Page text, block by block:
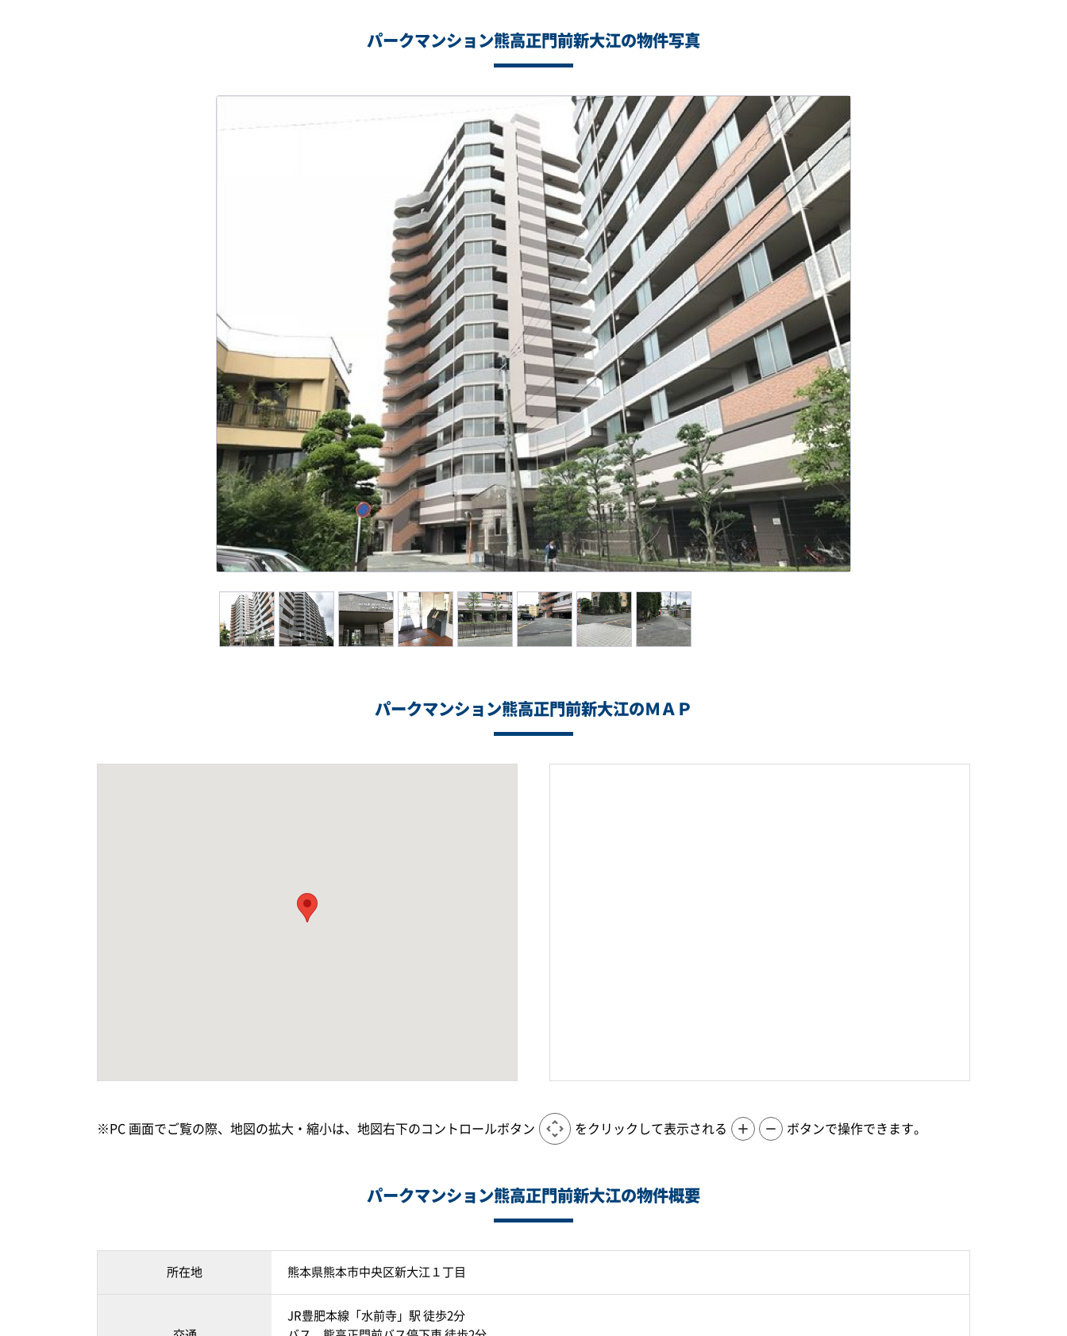
パークマンション熊高正門前新大江の物件写真
パークマンション熊高正門前新大江のＭＡＰ
※PC 画面でご覧の際、地図の拡大・縮小は、地図右下のコントロールボタン をクリックして表示される ＋ － ボタンで操作できます。
パークマンション熊高正門前新大江の物件概要
所在地 熊本県熊本市中央区新大江１丁目
JR豊肥本線「水前寺」駅 徒歩2分